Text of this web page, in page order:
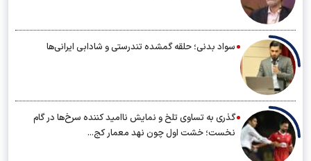
سواد بدنی؛ حلقه گمشده تندرستی و شادابی ایرانی‌ها
گذری به تساوی تلخ و نمایش ناامید کننده سرخ‌ها در گام
نخست؛ خشت اول چون نهد معمار کج...